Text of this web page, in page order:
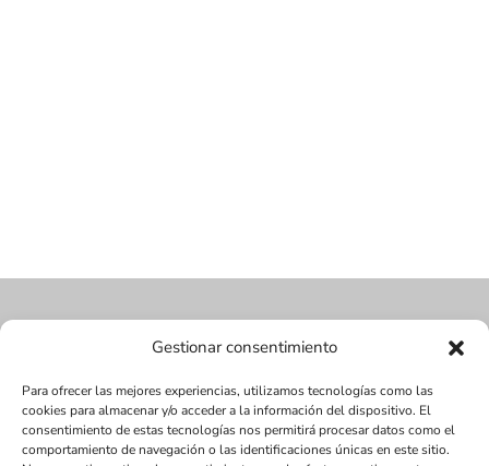
Gestionar consentimiento
Para ofrecer las mejores experiencias, utilizamos tecnologías como las
cookies para almacenar y/o acceder a la información del dispositivo. El
consentimiento de estas tecnologías nos permitirá procesar datos como el
comportamiento de navegación o las identificaciones únicas en este sitio.